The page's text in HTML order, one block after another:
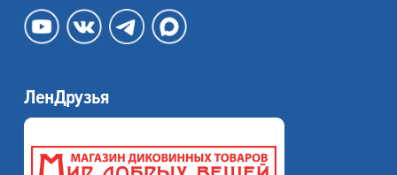
ЛенДрузья